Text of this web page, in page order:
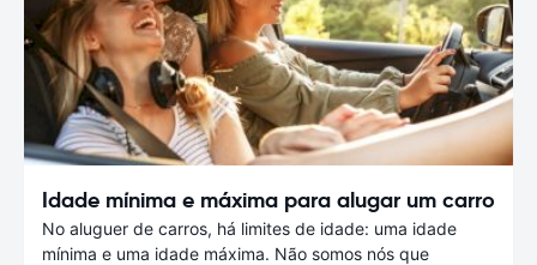
Idade mínima e máxima para alugar um carro
No aluguer de carros, há limites de idade: uma idade
mínima e uma idade máxima. Não somos nós que